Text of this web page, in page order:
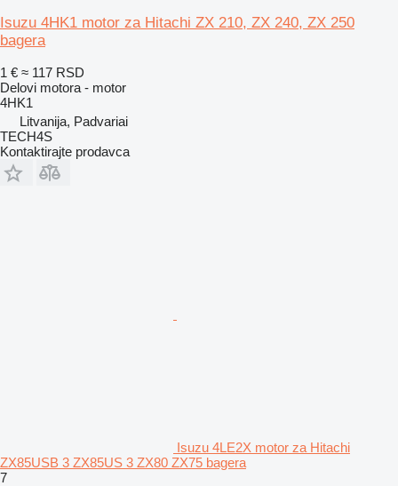
Isuzu 4HK1 motor za Hitachi ZX 210, ZX 240, ZX 250
bagera
1 € ≈ 117 RSD
Delovi motora - motor
4HK1
Litvanija, Padvariai
TECH4S
Kontaktirajte prodavca
Isuzu 4LE2X motor za Hitachi
ZX85USB 3 ZX85US 3 ZX80 ZX75 bagera
7